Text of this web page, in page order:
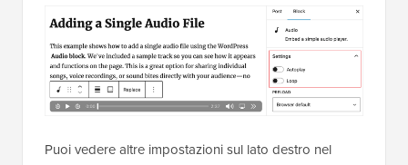
Puoi vedere altre impostazioni sul lato destro nel